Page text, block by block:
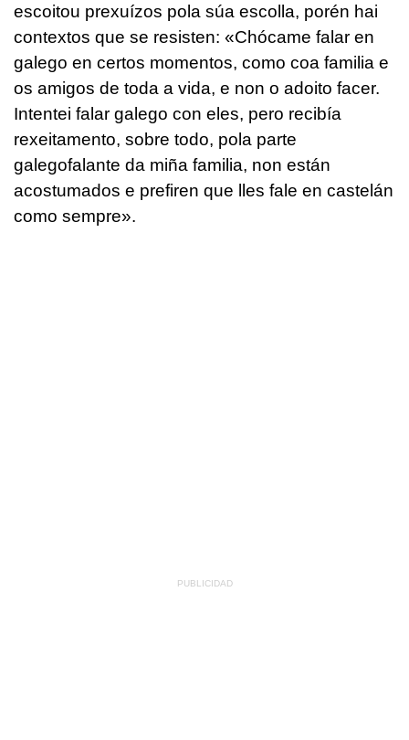
escoitou prexuízos pola súa escolla, porén hai
contextos que se resisten: «Chócame falar en
galego en certos momentos, como coa familia e
os amigos de toda a vida, e non o adoito facer.
Intentei falar galego con eles, pero recibía
rexeitamento, sobre todo, pola parte
galegofalante da miña familia, non están
acostumados e prefiren que lles fale en castelán
como sempre».